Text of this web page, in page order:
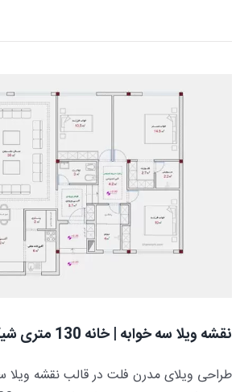
نقشه ویلا سه خوابه | خانه 130 متری شیک
طراحی ویلای مدرن فلت در قالب نقشه